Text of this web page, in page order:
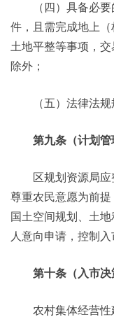
（四）具备必要
件，且需完成地上（
土地平整等事项，
除外；
（五）法律法规
第九条（计划管
区规划资源局应
尊重农民意愿为前提
国土空间规划、土
人意向申请，控制
第十条（入市决
农村集体经营性